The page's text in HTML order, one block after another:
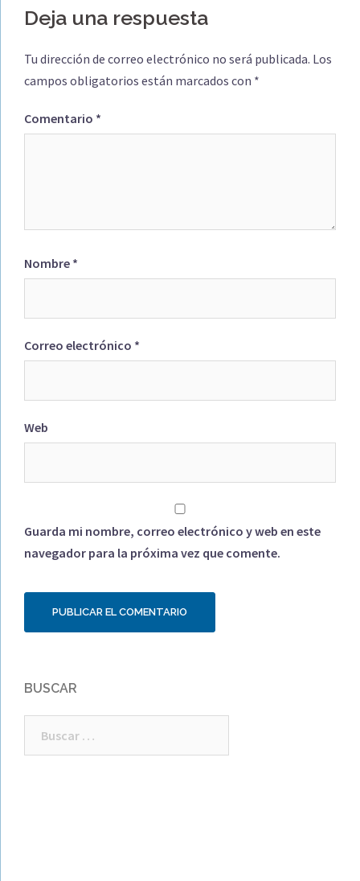
Deja una respuesta
Tu dirección de correo electrónico no será publicada. Los
campos obligatorios están marcados con *
Comentario *
Nombre *
Correo electrónico *
Web
Guarda mi nombre, correo electrónico y web en este
navegador para la próxima vez que comente.
BUSCAR